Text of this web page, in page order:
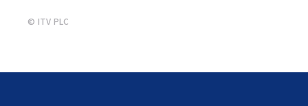
© ITV PLC